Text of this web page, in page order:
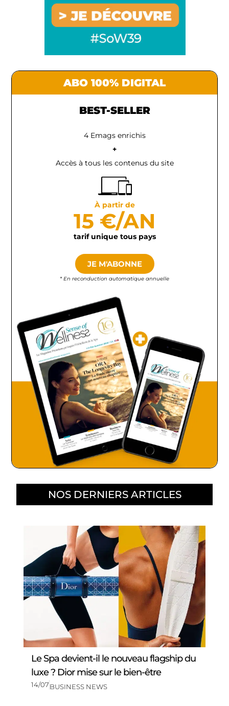
ABO 100% DIGITAL
BEST-SELLER
4 Emags enrichis
+
Accès à tous les contenus du site
À partir de
15 €/AN
tarif unique tous pays
JE M'ABONNE
* En reconduction automatique annuelle
NOS DERNIERS ARTICLES
Le Spa devient-il le nouveau flagship du
luxe ? Dior mise sur le bien-être
14/07BUSINESS NEWS